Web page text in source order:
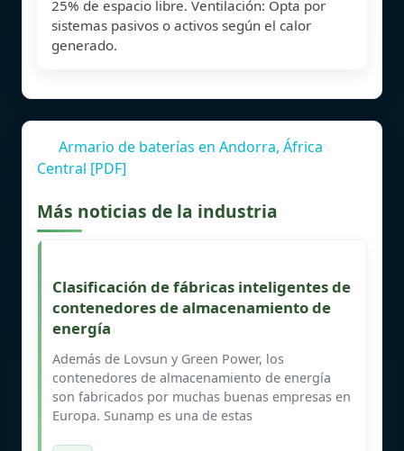
25% de espacio libre. Ventilación: Opta por
sistemas pasivos o activos según el calor
generado.
Armario de baterías en Andorra, África
Central [PDF]
Más noticias de la industria
Clasificación de fábricas inteligentes de
contenedores de almacenamiento de
energía
Además de Lovsun y Green Power, los
contenedores de almacenamiento de energía
son fabricados por muchas buenas empresas en
Europa. Sunamp es una de estas